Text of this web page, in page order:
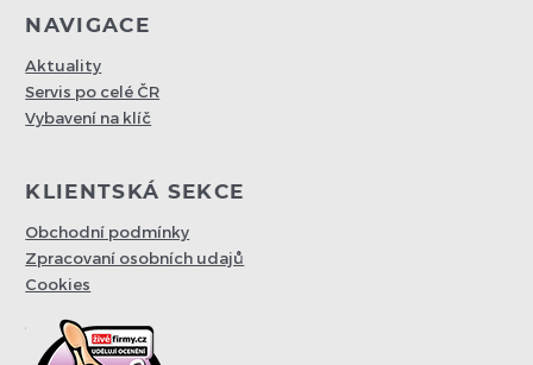
NAVIGACE
Aktuality
Servis po celé ČR
Vybavení na klíč
KLIENTSKÁ SEKCE
Obchodní podmínky
Zpracovaní osobních udajů
Cookies